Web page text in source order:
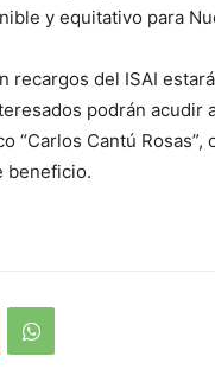
y equitativo para
recargos del ISAI
podrán acudir
“Carlos Cantú Rosas”,
beneficio.